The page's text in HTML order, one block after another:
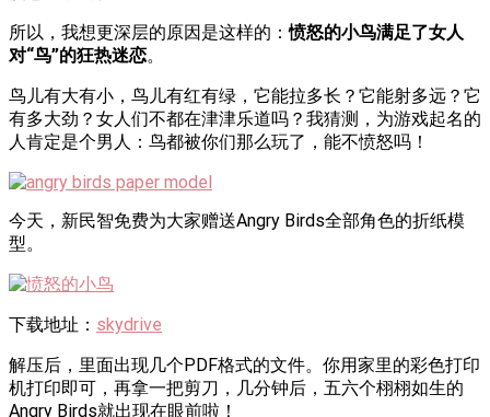
所以，我想更深层的原因是这样的：愤怒的小鸟满足了女人
对“鸟”的狂热迷恋。
鸟儿有大有小，鸟儿有红有绿，它能拉多长？它能射多远？它
有多大劲？女人们不都在津津乐道吗？我猜测，为游戏起名的
人肯定是个男人：鸟都被你们那么玩了，能不愤怒吗！
今天，新民智免费为大家赠送Angry Birds全部角色的折纸模
型。
下载地址： skydrive
解压后，里面出现几个PDF格式的文件。你用家里的彩色打印
机打印即可，再拿一把剪刀，几分钟后，五六个栩栩如生的
Angry Birds就出现在眼前啦！